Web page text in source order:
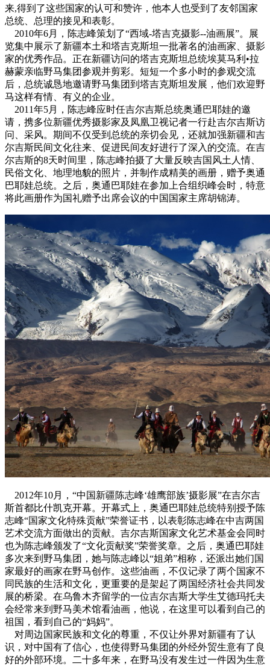
来,得到了这些国家的认可和赞许，他本人也受到了友邻国家
总统、总理的接见和表彰。
2010年6月，陈志峰策划了“西域-塔吉克摄影--油画展”。展
览集中展示了新疆本土和塔吉克斯坦一批著名的油画家、摄影
家的优秀作品。正在新疆访问的塔吉克斯坦总统埃莫马利•拉
赫蒙亲临野马集团参观并剪彩。短短一个多小时的参观交流
后，总统诚恳地邀请野马集团到塔吉克斯坦发展，他们欢迎野
马这样有情、有义的企业。
2011年5月，陈志峰应时任吉尔吉斯总统奥通巴耶娃的邀
请，携多位新疆优秀摄影家及凤凰卫视记者一行赴吉尔吉斯访
问、采风。期间不仅受到总统的亲切会见，还就加强新疆和吉
尔吉斯民间文化往来、促进民间友好进行了深入的交流。在吉
尔吉斯的8天时间里，陈志峰拍摄了大量反映吉国风土人情、
民俗文化、地理地貌的照片，并制作成精美的画册，赠予奥通
巴耶娃总统。之后，奥通巴耶娃在参加上合组织峰会时，特意
将此画册作为国礼赠予出席会议的中国国家主席胡锦涛。
2012年10月，“中国新疆陈志峰‘雄鹰部族’摄影展”在吉尔吉
斯首都比什凯克开幕。开幕式上，奥通巴耶娃总统特别授予陈
志峰“国家文化特殊贡献”荣誉证书，以表彰陈志峰在中吉两国
艺术交流方面做出的贡献。吉尔吉斯国家文化艺术基金会同时
也为陈志峰颁发了“文化贡献奖”荣誉奖章。之后，奥通巴耶娃
多次来到野马集团，她与陈志峰以“姐弟”相称，还派出她们国
家最好的画家在野马创作。这些油画，不仅记录了两个国家不
同民族的生活和文化，更重要的是架起了两国经济社会共同发
展的桥梁。在乌鲁木齐留学的一位吉尔吉斯大学生艾德玛托夫
会经常来到野马美术馆看油画，他说，在这里可以看到自己的
祖国，看到自己的“妈妈”。
对周边国家民族和文化的尊重，不仅让外界对新疆有了认
识，对中国有了信心，也使得野马集团的外经外贸生意有了良
好的外部环境。二十多年来，在野马没有发生过一件因为生意